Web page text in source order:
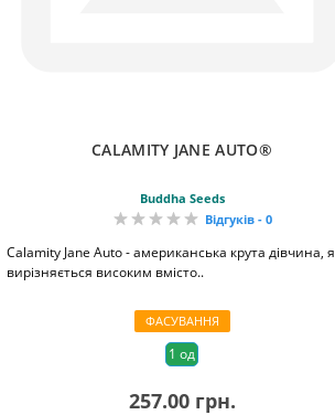
CALAMITY JANE AUTO®
Buddha Seeds
Відгуків - 0
Calamity Jane Auto - американська крута дівчина,
вирізняється високим вмісто..
ФАСУВАННЯ
1 од
257.00 грн.